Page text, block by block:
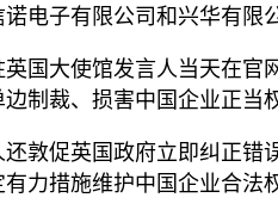
电子有限公司和兴华有限
英国大使馆发言人当天在官
制裁、损害中国企业正当
还敦促英国政府立即纠正错
力措施维护中国企业合法